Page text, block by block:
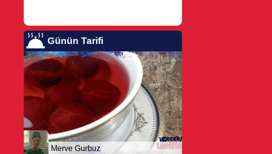
Günün Tarifi
Merve Gurbuz